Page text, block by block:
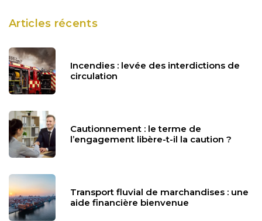
Articles récents
Incendies : levée des interdictions de
circulation
Cautionnement : le terme de
l’engagement libère-t-il la caution ?
Transport fluvial de marchandises : une
aide financière bienvenue